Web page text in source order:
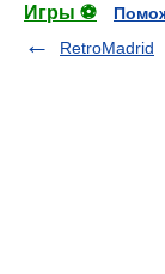
Игры ⚽
RetroMadrid